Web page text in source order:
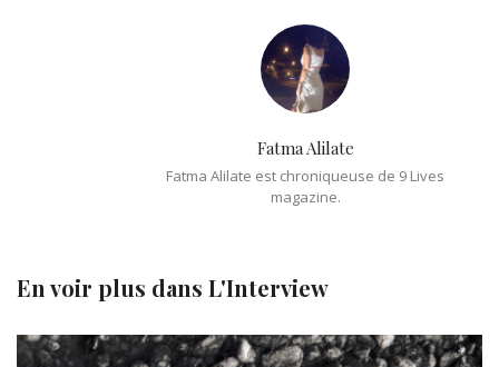
Fatma Alilate
Fatma Alilate est chroniqueuse de 9 Lives
magazine.
En voir plus dans L'Interview